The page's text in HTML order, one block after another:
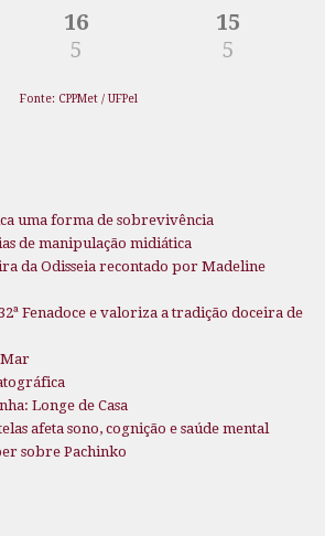
16
5
15
5
Fonte: CPPMet / UFPel
uma forma de sobrevivência
de manipulação midiática
da Odisseia recontado por Madeline
Fenadoce e valoriza a tradição doceira de
Mar
Longe de Casa
afeta sono, cognição e saúde mental
sobre Pachinko